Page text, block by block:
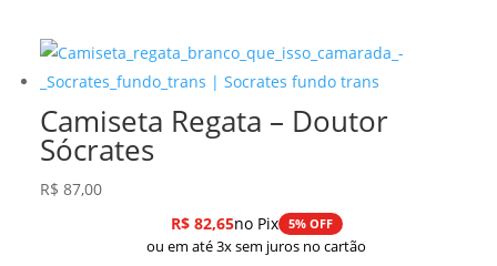
Camiseta Regata – Doutor
Sócrates
R$ 87,00
R$82,65no Pix 5% OFF
ou em até 3x sem juros no cartão